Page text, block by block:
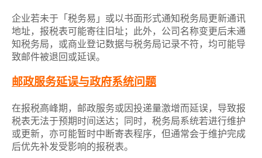
企业若未于「税务易」或以书面形式通知税务局更新通讯
地址，报税表可能寄往旧址；此外，公司名称变更后未通
知税务局，或商业登记数据与税务局记录不符，均可能导
致邮件被退回或延误。
邮政服务延误与政府系统问题
在报税高峰期，邮政服务或因投递量激增而延误，导致报
税表无法于预期时间送达；同时，税务局系统若进行维护
或更新，亦可能暂时中断寄表程序，但通常会于维护完成
后优先补发受影响的报税表。